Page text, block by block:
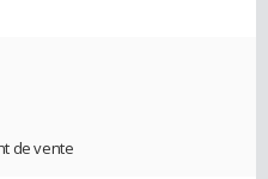
de vente